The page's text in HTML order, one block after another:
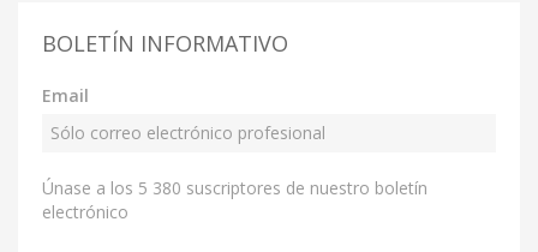
BOLETÍN INFORMATIVO
Email
Únase a los 5 380 suscriptores de nuestro boletín
electrónico